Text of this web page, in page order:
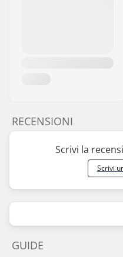
RECENSIONI
Scrivi la
Scrivi
GUIDE